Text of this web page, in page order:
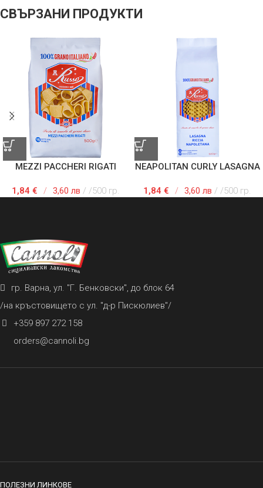
СВЪРЗАНИ ПРОДУКТИ
MEZZI PACCHERI RIGATI
1,84 € / 3,60 лв /500 гр.
NEAPOLITAN CURLY LASAGNA
1,84 € / 3,60 лв /500 гр.
гр. Варна, ул. "Г. Бенковски", до блок 64
/на кръстовището с ул. "д-р Пискюлиев"/
+359 897 272 158
orders@cannoli.bg
ПОЛЕЗНИ ЛИНКОВЕ